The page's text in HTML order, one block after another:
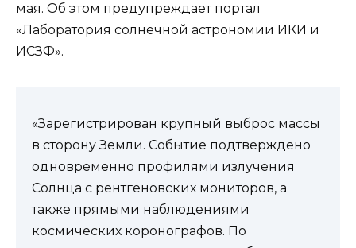
мая. Об этом предупреждает портал
«Лаборатория солнечной астрономии ИКИ и
ИСЗФ».
«Зарегистрирован крупный выброс массы
в сторону Земли. Событие подтверждено
одновременно профилями излучения
Солнца с рентгеновских мониторов, а
также прямыми наблюдениями
космических коронографов. По